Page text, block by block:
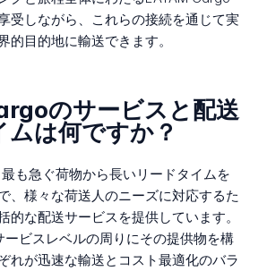
受しながら、これらの接続を通じて実
的目的地に輸送できます。
のサービスと配送
ムは何ですか？
も急ぐ荷物から長いリードタイムを
、様々な荷送人のニーズに対応するた
的な配送サービスを提供しています。
ービスレベルの周りにその提供物を構
れが迅速な輸送とコスト最適化のバラ